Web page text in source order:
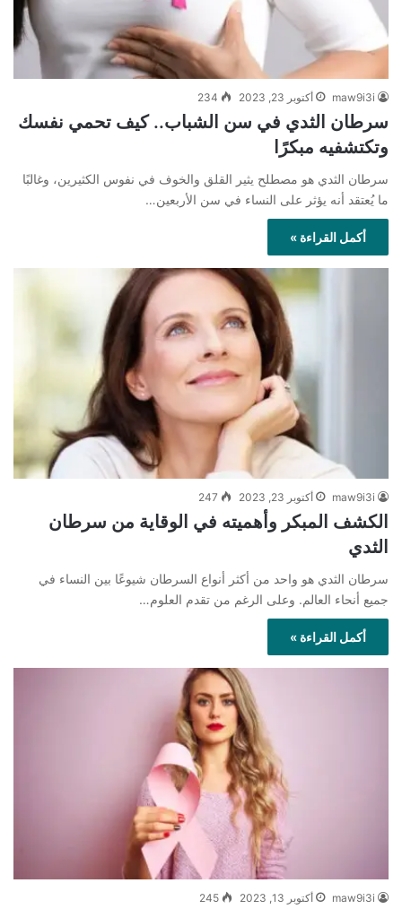
maw9i3i أكتوبر 23, 2023 234
سرطان الثدي في سن الشباب.. كيف تحمي نفسك
وتكتشفيه مبكرًا
سرطان الثدي هو مصطلح يثير القلق والخوف في نفوس الكثيرين، وغالبًا
ما يُعتقد أنه يؤثر على النساء في سن الأربعين…
أكمل القراءة »
maw9i3i أكتوبر 23, 2023 247
الكشف المبكر وأهميته في الوقاية من سرطان
الثدي
سرطان الثدي هو واحد من أكثر أنواع السرطان شيوعًا بين النساء في
جميع أنحاء العالم. وعلى الرغم من تقدم العلوم…
أكمل القراءة »
maw9i3i أكتوبر 13, 2023 245